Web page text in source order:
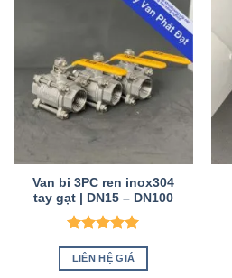
Van bi 3PC ren inox304
tay gạt | DN15 – DN100
Được xếp
hạng55
sao
LIÊN HỆ GIÁ